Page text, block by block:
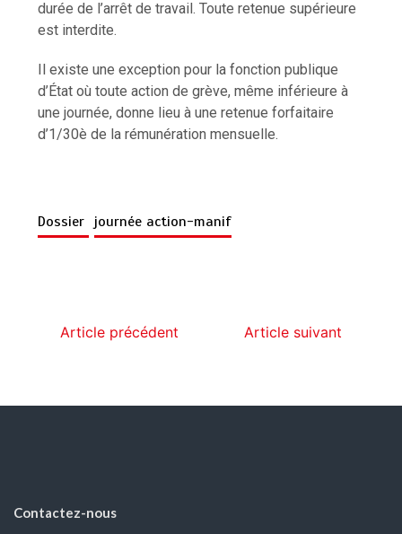
durée de l’arrêt de travail. Toute retenue supérieure
est interdite.
Il existe une exception pour la fonction publique
d’État où toute action de grève, même inférieure à
une journée, donne lieu à une retenue forfaitaire
d’1/30è de la rémunération mensuelle.
Dossier journée action-manif
Article précédent Article suivant
Contactez-nous